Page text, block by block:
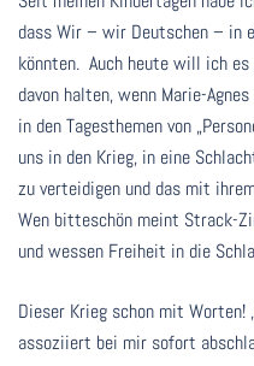
dass Wir – wir Deutschen – in
könnten. Auch heute will ich
davon halten, wenn Marie-
in den Tagesthemen von
uns in den Krieg, in eine
zu verteidigen und das mit
Wen bitteschön meint Strack-
und wessen Freiheit in die
Dieser Krieg schon mit Worten!
assoziiert bei mir sofort